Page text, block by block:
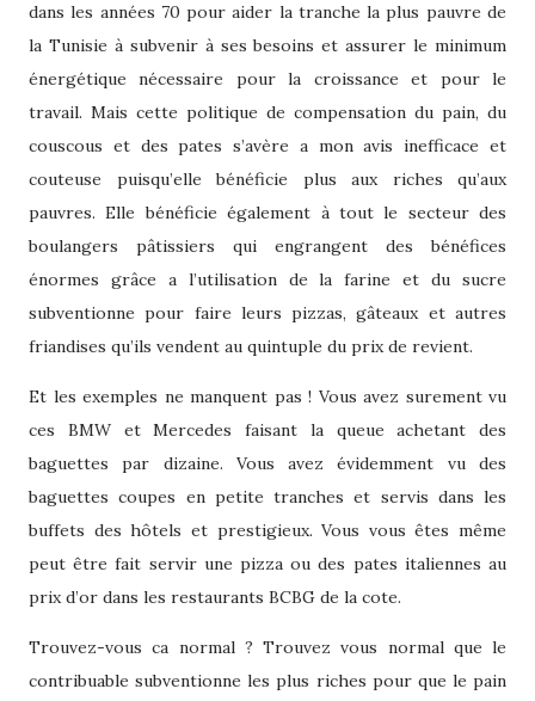
dans les années 70 pour aider la tranche la plus pauvre de
la Tunisie à subvenir à ses besoins et assurer le minimum
énergétique nécessaire pour la croissance et pour le
travail. Mais cette politique de compensation du pain, du
couscous et des pates s’avère a mon avis inefficace et
couteuse puisqu’ellebénéficie plus aux riches qu’aux
pauvres. Elle bénéficie également à tout le secteur des
boulangers pâtissiers qui engrangent des bénéfices
énormes grâce a l’utilisation de la farine et du sucre
subventionne pour faire leurs pizzas, gâteaux et autres
friandises qu’ils vendent au quintuple du prix de revient.
Et les exemples ne manquent pas ! Vous avez surement vu
ces BMW et Mercedes faisant la queue achetant des
baguettes par dizaine. Vous avez évidemment vu des
baguettes coupes en petite tranches et servis dans les
buffets des hôtels et prestigieux. Vous vous êtes même
peut être fait servir une pizza ou des pates italiennes au
prix d’or dans les restaurants BCBG de la cote.
Trouvez-vous ca normal ? Trouvez vous normal que le
contribuable subventionne les plus riches pour que le pain